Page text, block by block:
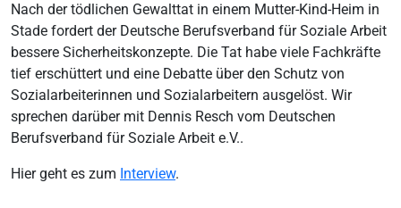
Nach der tödlichen Gewalttat in einem Mutter-Kind-Heim in
Stade fordert der Deutsche Berufsverband für Soziale Arbeit
bessere Sicherheitskonzepte. Die Tat habe viele Fachkräfte
tief erschüttert und eine Debatte über den Schutz von
Sozialarbeiterinnen und Sozialarbeitern ausgelöst. Wir
sprechen darüber mit Dennis Resch vom Deutschen
Berufsverband für Soziale Arbeit e.V..
Hier geht es zum Interview.